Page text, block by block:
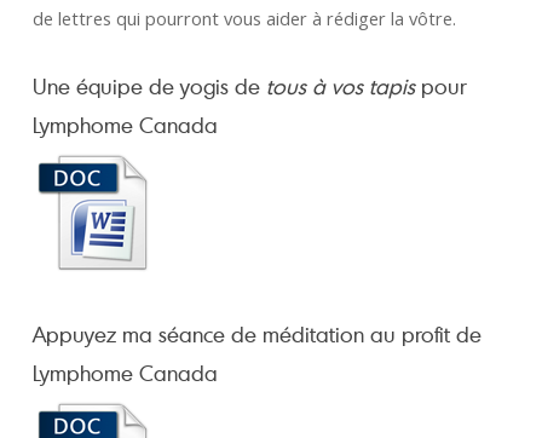
de lettres qui pourront vous aider à rédiger la vôtre.
Une équipe de yogis de tous à vos tapispour
Lymphome Canada
Appuyez ma séance de méditation au profit de
Lymphome Canada